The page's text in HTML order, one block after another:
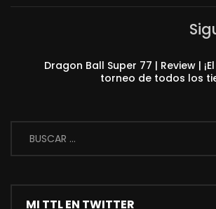
Dragon Ball Super 77 | Review |
torneo de todos los
MI TTL EN TWITTER